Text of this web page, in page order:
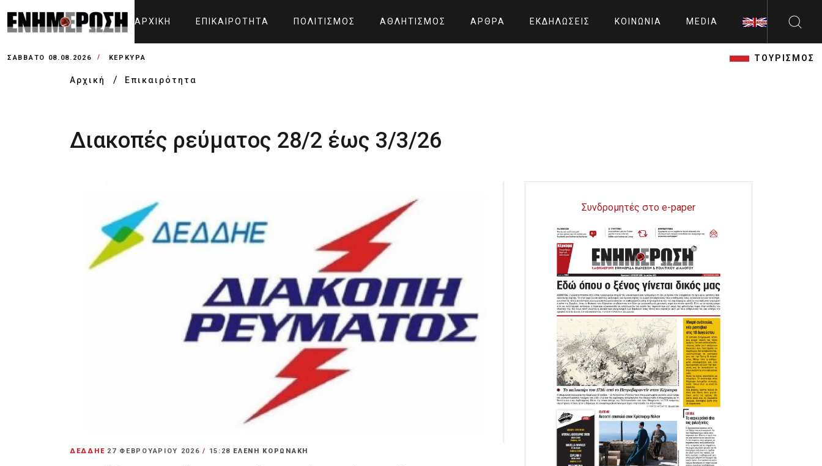
ΑΡΧΙΚΉ ΕΠΙΚΑΙΡΌΤΗΤΑ ΠΟΛΙΤΙΣΜΌΣ ΑΘΛΗΤΙΣΜΌΣ ΆΡΘΡΑ ΕΚΔΗΛΏΣΕΙΣ ΚΟΙΝΩΝΊΑ MEDIA
ΣΆΒΒΑΤΟ 08.08.2026 ΚΕΡΚΥΡΑ ΤΟΥΡΙΣΜΟΣ
Αρχική Επικαιρότητα
Διακοπές ρεύματος 28/2 έως 3/3/26
ΔΕΔΔΗΕ 27 ΦΕΒΡΟΥΑΡΊΟΥ 2026/ 15:28 ΕΛΕΝΗ ΚΟΡΩΝΑΚΗ
Συνδρομητές στο e-paper